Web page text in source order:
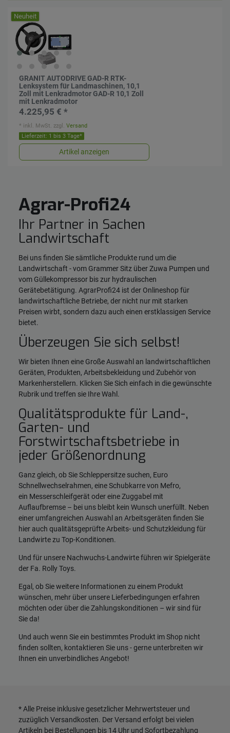
Neuheit
GRANIT AUTODRIVE GAD-R RTK-
Lenksystem für Landmaschinen, 10,1
Zoll mit Lenkradmotor GAD-R 10,1 Zoll
mit Lenkradmotor
4.225,95 € *
Lieferzeit: 1 bis 3 Tage*
Artikel anzeigen
* inkl. MwSt. zzgl.Versand
Agrar-Profi24
Ihr Partner in Sachen
Landwirtschaft
Bei uns finden Sie sämtliche Produkte rund um die
Landwirtschaft - vom Grammer Sitz über Zuwa Pumpen und
vom Güllekompressor bis zur hydraulischen
Gerätebetätigung. AgrarProfi24 ist der Onlineshop für
landwirtschaftliche Betriebe, der nicht nur mit starken
Preisen wirbt, sondern dazu auch einen erstklassigen Service
bietet.
Überzeugen Sie sich selbst!
Wir bieten Ihnen eine Große Auswahl an landwirtschaftlichen
Geräten, Produkten, Arbeitsbekleidung und Zubehör von
Markenherstellern. Klicken Sie Sich einfach in die gewünschte
Rubrik und treffen sie Ihre Wahl.
Qualitätsprodukte für Land-,
Garten- und
Forstwirtschaftsbetriebe in
jeder Größenordnung
Ganz gleich, ob Sie Schleppersitze suchen, Euro
Schnellwechselrahmen, eine Schubkarre von Mefro,
ein Messerschleifgerät oder eine Zuggabel mit
Auflaufbremse – bei uns bleibt kein Wunsch unerfüllt. Neben
einer umfangreichen Auswahl an Arbeitsgeräten finden Sie
hier auch qualitätsgeprüfte Arbeits- und Schutzkleidung für
Landwirte zu Top-Konditionen.
Und für unsere Nachwuchs-Landwirte führen wir Spielgeräte
der Fa. Rolly Toys.
Egal, ob Sie weitere Informationen zu einem Produkt
wünschen, mehr über unsere Lieferbedingungen erfahren
möchten oder über die Zahlungskonditionen – wir sind für
Sie da!
Und auch wenn Sie ein bestimmtes Produkt im Shop nicht
finden sollten, kontaktieren Sie uns - gerne unterbreiten wir
Ihnen ein unverbindliches Angebot!
* Alle Preise inklusive gesetzlicher Mehrwertsteuer und
zuzüglich Versandkosten. Der Versand erfolgt bei vielen
Artikeln bei Bestellungen bis 14 Uhr und Sofortbezahlung